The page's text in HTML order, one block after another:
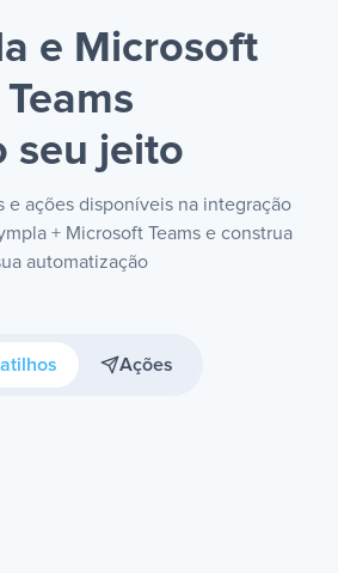
e Microsoft
Teams
seu jeito
e ações disponíveis na integração
+ Microsoft Teams e construa
automatização
Ações